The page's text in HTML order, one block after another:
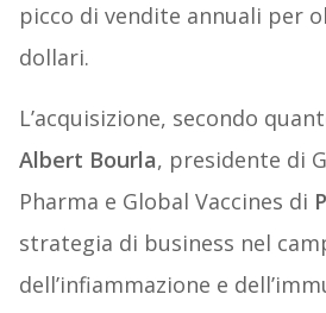
picco di vendite annuali per
dollari.
L’acquisizione, secondo
Albert Bourla, presidente di
Pharma e Global Vaccines di
strategia di business nel
dell’infiammazione e